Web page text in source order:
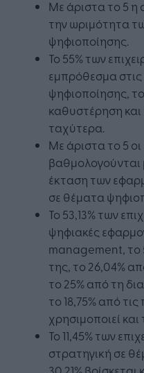
Με άριστα το 5 η
την ωριμότητα
ψηφιοποίησης.
Το 55% των
εμπρόθεσμα στις
ψηφιοποίησης, το
καθυστέρηση και
ταχύτερα.
Με άριστα το 5 οι
βαθμολογούνται
έκταση των
σε θέματα
Το 53,13% των
ψηφιακές
management, το
της, το 26,04%
το 25% από τη
το 18,75% από
χρησιμοποιεί
Το 11,45% των
στρατηγική σε
30,21%